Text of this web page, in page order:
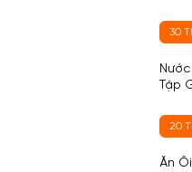
30
Tập
20
Ăn